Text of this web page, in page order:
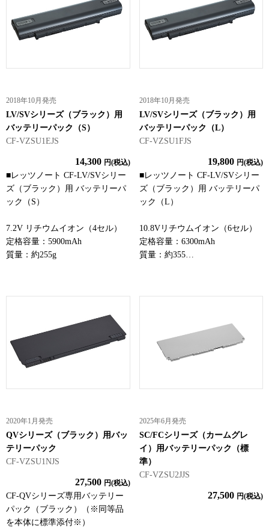
2018年10月発売
LV/SVシリーズ（ブラック）用
バッテリーパック（S）
CF-VZSU1EJS
14,300 円(税込)
■レッツノート CF-LV/SVシリー
ズ（ブラック）用 バッテリーパ
ック（S）
7.2V リチウムイオン（4セル）
定格容量：5900mAh
質量：約255g
2018年10月発売
LV/SVシリーズ（ブラック）用
バッテリーパック（L）
CF-VZSU1FJS
19,800 円(税込)
■レッツノート CF-LV/SVシリー
ズ（ブラック）用 バッテリーパ
ック（L）
10.8Vリチウムイオン（6セル）
定格容量：6300mAh
質量：約355…
2020年1月発売
QVシリーズ（ブラック）用バッ
テリーパック
CF-VZSU1NJS
27,500 円(税込)
CF-QVシリーズ専用バッテリー
パック（ブラック）（※同等品
を本体に標準添付※）
2025年6月発売
SC/FCシリーズ（カームグレ
イ）用バッテリーパック（標
準）
CF-VZSU2JJS
27,500 円(税込)